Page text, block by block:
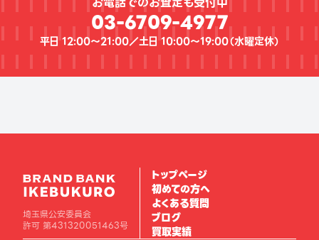
03-6709-4977
平日 12:00〜21:00／土日 10:00〜19:00（水曜定休）
埼玉県公安委員会
許可 第431320051463号
トップページ
初めての方へ
よくある質問
ブログ
買取実績